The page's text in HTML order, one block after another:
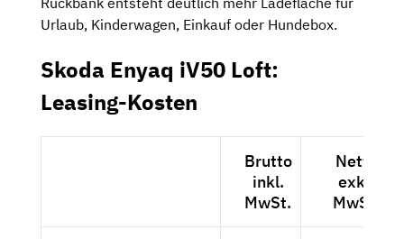
Urlaub, Kinderwagen, Einkauf oder Hundebox.
Skoda Enyaq iV50 Loft:
Leasing-Kosten
Brutto
inkl.
MwSt.
Netto
exkl.
MwSt.